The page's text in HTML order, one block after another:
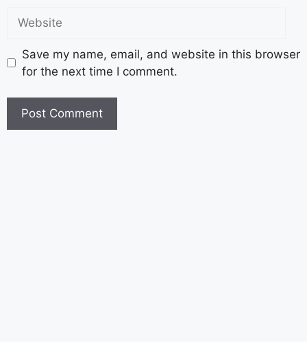
Save my name, email, and website in this browser
for the next time I comment.